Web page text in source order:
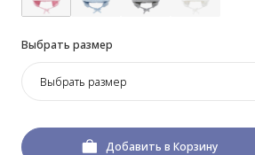
Выбрать размер
Выбрать размер
Добавить в Корзину